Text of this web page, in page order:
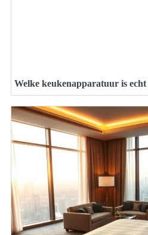
Welke keukenapparatuur is echt